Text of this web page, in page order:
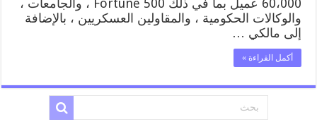
60،000 عميل بما في ذلك Fortune 500 ، والجامعات ،
والوكالات الحكومية ، والمقاولين العسكريين ، بالإضافة
إلى مالكي …
أكمل القراءة »